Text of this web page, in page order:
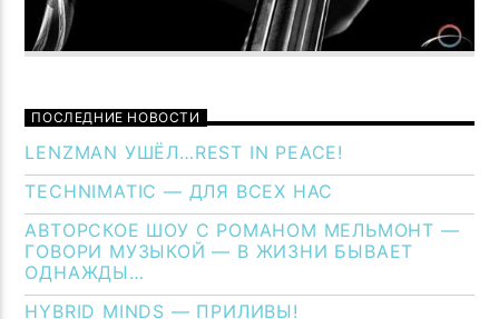
ПОСЛЕДНИЕ НОВОСТИ
LENZMAN УШЁЛ…REST IN PEACE!
TECHNIMATIC — ДЛЯ ВСЕХ НАС
АВТОРСКОЕ ШОУ С РОМАНОМ МЕЛЬМОНТ —
ГОВОРИ МУЗЫКОЙ — В ЖИЗНИ БЫВАЕТ
ОДНАЖДЫ…
HYBRID MINDS — ПРИЛИВЫ!